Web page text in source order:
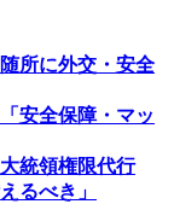
所に外交・安全
安全保障・マッ
統領権限代行
るべき」